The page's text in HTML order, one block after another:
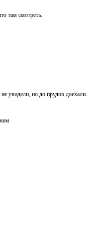
там смотреть.
увидели, но до прудов доехали.